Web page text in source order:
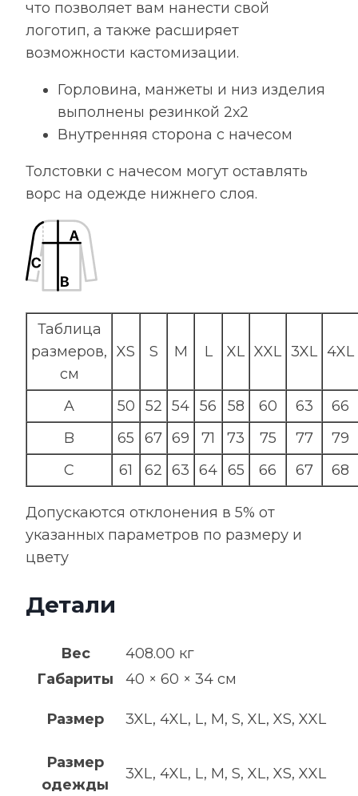
что позволяет вам нанести свой
логотип, а также расширяет
возможности кастомизации.
Горловина, манжеты и низ изделия
выполнены резинкой 2х2
Внутренняя сторона с начесом
Толстовки с начесом могут оставлять
ворс на одежде нижнего слоя.
Таблица
размеров,
см
XS S M L XL XXL 3XL 4XL
A 50 52 54 56 58 60 63
66
B
65 67 69 71 73 75 77
79
C
61 62 63 64 65 66 67 68
Допускаются отклонения в 5% от
указанных параметров по размеру и
цвету
Детали
Вес
408.00 кг
Габариты
40 × 60 × 34 см
Размер 3XL, 4XL, L, M, S, XL, XS, XXL
Размер
одежды
3XL, 4XL, L, M, S, XL, XS, XXL